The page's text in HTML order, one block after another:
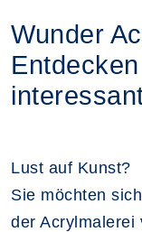
Wunder
Lust auf Kunst?
Sie möchten
der Acrylmalerei